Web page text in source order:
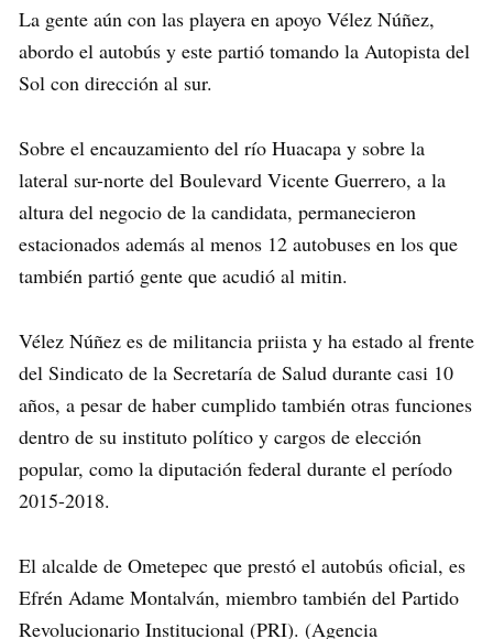
La gente aún con las playera en apoyo Vélez Núñez,
abordo el autobús y este partió tomando la Autopista del
Sol con dirección al sur.
Sobre el encauzamiento del río Huacapa y sobre la
lateral sur-norte del Boulevard Vicente Guerrero, a la
altura del negocio de la candidata, permanecieron
estacionados además al menos 12 autobuses en los que
también partió gente que acudió al mitin.
Vélez Núñez es de militancia priista y ha estado al frente
del Sindicato de la Secretaría de Salud durante casi 10
años, a pesar de haber cumplido también otras funciones
dentro de su instituto político y cargos de elección
popular, como la diputación federal durante el período
2015-2018.
El alcalde de Ometepec que prestó el autobús oficial, es
Efrén Adame Montalván, miembro también del Partido
Revolucionario Institucional (PRI). (Agencia